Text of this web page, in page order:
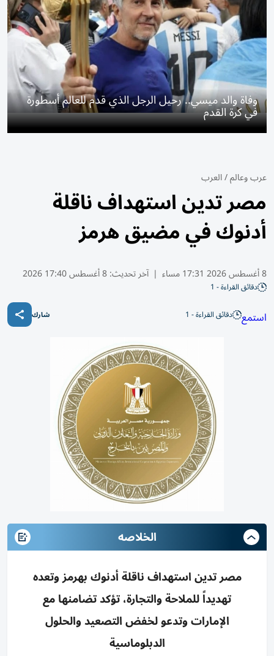
وفاة والد ميسي.. رحيل الرجل الذي قدم للعالم أسطورة
في كرة القدم
عرب وعالم/العرب
مصر تدين استهداف ناقلة
أدنوك في مضيق هرمز
8 أغسطس 2026 17:31 مساء | آخر تحديث:8 أغسطس 17:40 2026
دقائق القراءة - 1
استمع دقائق القراءة - 1 شارك
الخلاصه
مصر تدين استهداف ناقلة أدنوك بهرمز وتعده
تهديداً للملاحة والتجارة، تؤكد تضامنها مع
الإمارات وتدعو لخفض التصعيد والحلول
الدبلوماسية